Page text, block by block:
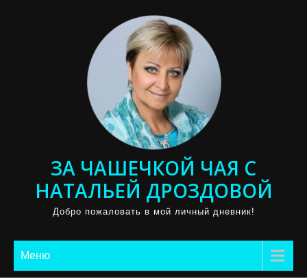
ЗА ЧАШЕЧКОЙ ЧАЯ С
НАТАЛЬЕЙ ДРОЗДОВОЙ
Добро пожаловать в мой личный дневник!
Меню